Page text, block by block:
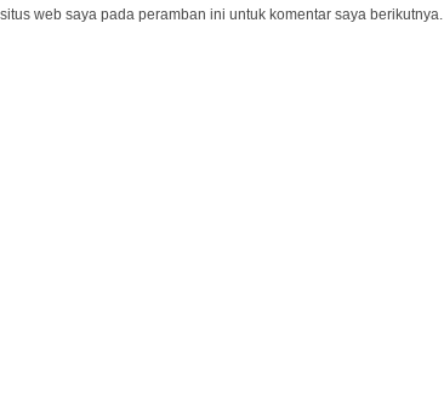
web saya pada peramban ini untuk komentar saya berikutnya.